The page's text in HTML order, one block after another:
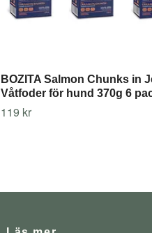
BOZITA Salmon Chunks in
Våtfoder för hund 370g 6
119 kr